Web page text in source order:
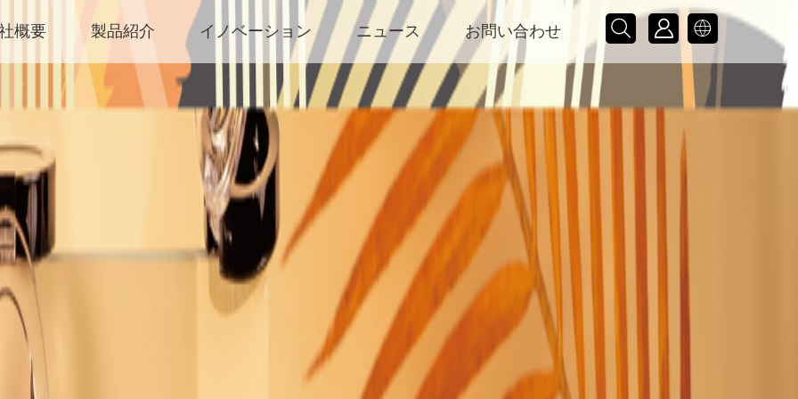
 

概要 製品紹介 イノベーション ニュース お問い合わせ